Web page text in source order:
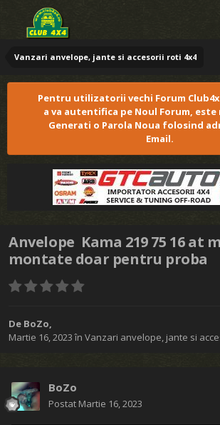
Vanzari anvelope, jante si accesorii roti 4x4
Pentru utilizatorii vechi Forum
a va autentifica pe Noul Forum, este
Generati o Parola Noua folosind
Email.
Anvelope Kama 219 75 16 at
montate doar pentru proba
De BoZo,
Martie 16, 2023în Vanzari anvelope, jante si
BoZo
Postat Martie 16, 2023